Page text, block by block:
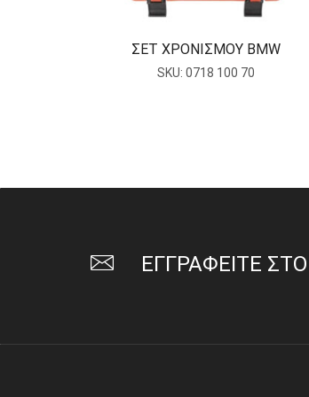
ΣΕΤ ΧΡΟΝΙΣΜΟΥ BMW
SKU: 0718 100 70
ΕΓΓΡΑΦΕΙΤΕ